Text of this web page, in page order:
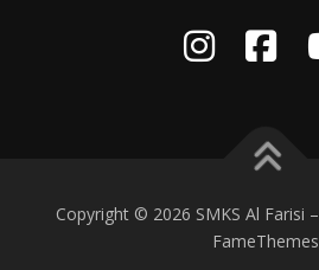
Copyright © 2026 SMKS Al Farisi –
FameThemes